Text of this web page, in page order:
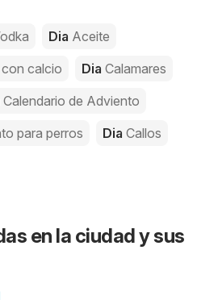
Dia Aceite
con calcio Dia Calamares
Calendario de Adviento
para perros Dia Callos
en la ciudad y sus